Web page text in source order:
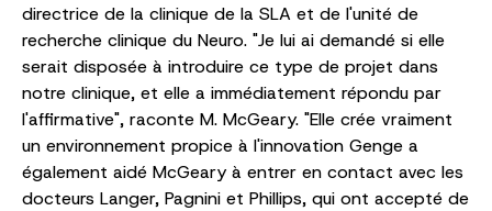
directrice de la clinique de la SLA et de l'unité de
recherche clinique du Neuro. "Je lui ai demandé si elle
serait disposée à introduire ce type de projet dans
notre clinique, et elle a immédiatement répondu par
l'affirmative", raconte M. McGeary. "Elle crée vraiment
un environnement propice à l'innovation Genge a
également aidé McGeary à entrer en contact avec les
docteurs Langer, Pagnini et Phillips, qui ont accepté de